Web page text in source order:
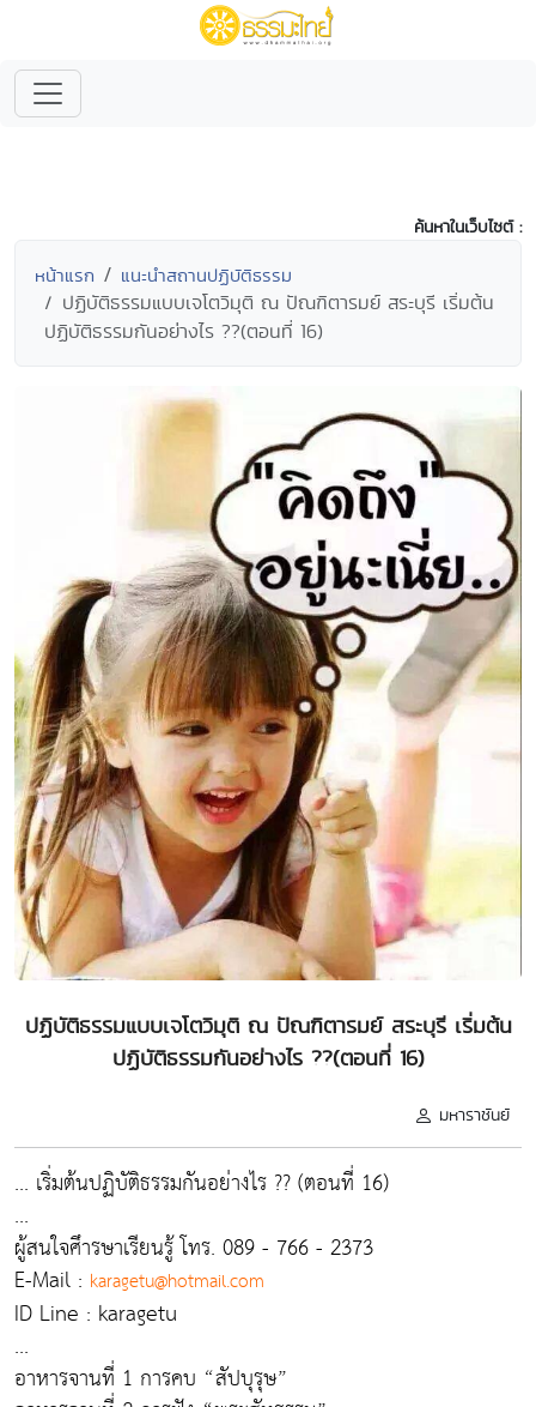
ค้นหาในเว็บไซต์ :
หน้าแรก แนะนำสถานปฏิบัติธรรม
ปฏิบัติธรรมแบบเจโตวิมุติ ณ ปัณฑิตารมย์ สระบุรี เริ่มต้น
ปฏิบัติธรรมกันอย่างไร ??(ตอนที่ 16)
ปฏิบัติธรรมแบบเจโตวิมุติ ณ ปัณฑิตารมย์ สระบุรี เริ่มต้น
ปฏิบัติธรรมกันอย่างไร ??(ตอนที่ 16)
มหาราชันย์
... เริ่มต้นปฏิบัติธรรมกันอย่างไร ?? (ตอนที่ 16)
...
ผู้สนใจศึารษาเรียนรู้ โทร. 089 - 766 - 2373
E-Mail : karagetu@hotmail.com
ID Line : karagetu
...
อาหารจานที่ 1 การคบ “สัปบุรุษ”